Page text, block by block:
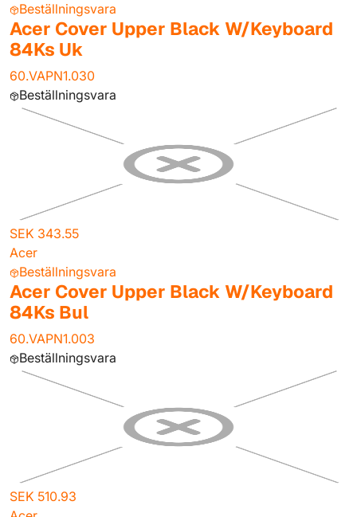
Beställningsvara
Acer Cover Upper Black W/Keyboard
84Ks Uk
60.VAPN1.030
Beställningsvara
SEK 343.55
Acer
Beställningsvara
Acer Cover Upper Black W/Keyboard
84Ks Bul
60.VAPN1.003
Beställningsvara
SEK 510.93